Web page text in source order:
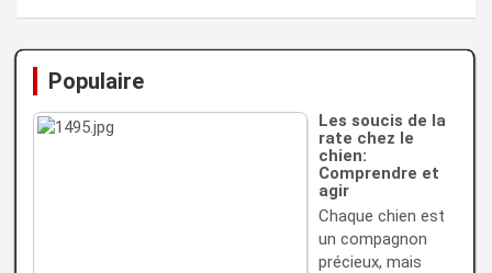
Populaire
Les soucis de la
rate chez le
chien:
Comprendre et
agir
Chaque chien est
un compagnon
précieux, mais